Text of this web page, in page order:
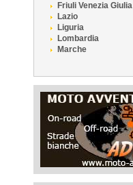
Friuli Venezia Giulia
Lazio
Liguria
Lombardia
Marche